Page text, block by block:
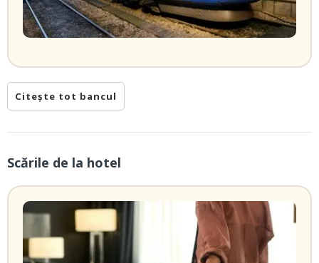
Citește tot bancul
Scările de la hotel